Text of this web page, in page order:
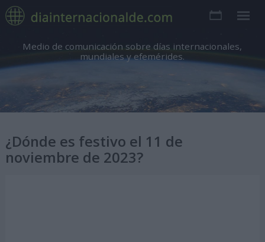
Medio de comunicación sobre días internacionales,
mundiales y efemérides.
¿Dónde es festivo el 11 de
noviembre de 2023?